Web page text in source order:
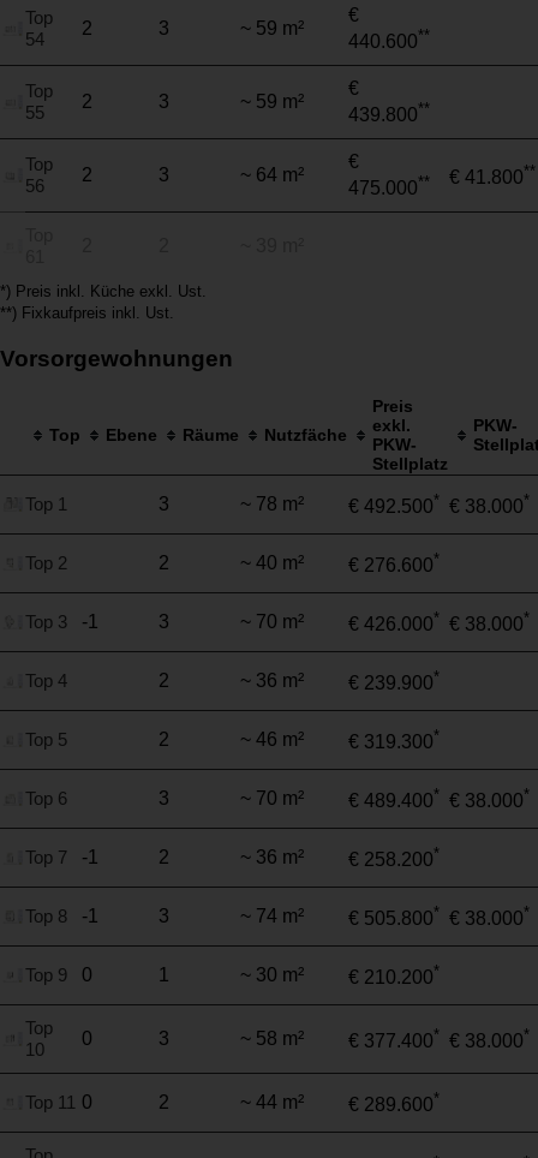
Top
54
2 3 ~ 59 m²
€
440.600**
Top
55
2 3 ~ 59 m²
€
439.800**
Top
56
2 3 ~ 64 m²
€
475.000** € 41.800**
*) Preis inkl. Küche exkl. Ust.
**) Fixkaufpreis inkl. Ust.
Vorsorgewohnungen
Top Ebene Räume Nutzfäche
Preis
exkl.
PKW-
Stellplatz
PKW-
Top 1 3 ~ 78 m² € 492.500* € 38.000*
Top 2 2 ~ 40 m² € 276.600*
Top 3 -1 3 ~ 70 m² € 426.000* € 38.000*
Top 4 2 ~ 36 m² € 239.900*
Top 5 2 ~ 46 m² € 319.300*
Top 6 3 ~ 70 m² € 489.400* € 38.000*
Top 7 -1 2 ~ 36 m² € 258.200*
Top 8 -1 3 ~ 74 m² € 505.800* € 38.000*
Top 9 0 1 ~ 30 m² € 210.200*
Top
10
0 3 ~ 58 m² € 377.400* € 38.000*
Top 11 0 2 ~ 44 m² € 289.600*